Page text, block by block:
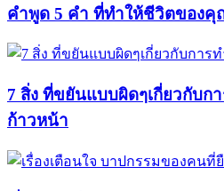
คำพูด 5 คำ ที่ทำให้ชีวิตของ
7 สิ่ง ที่ขยันแบบผิดๆเกี่ยวกับก
ก้าวหน้า